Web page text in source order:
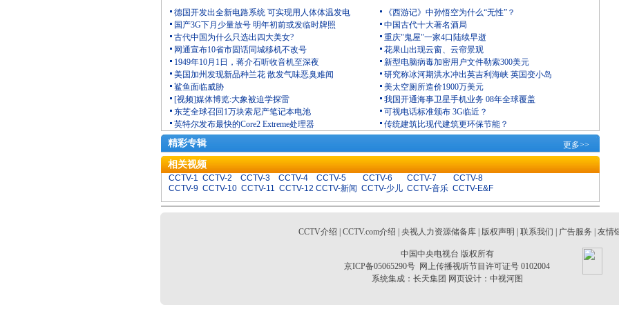
德国开发出全新电路系统 可实现用人体体温发电
《西游记》中孙悟空为什么“无性”？
国产3G下月少量放号 明年初前或发临时牌照
中国古代十大著名酒局
古代中国为什么只选出四大美女?
重庆"鬼屋"一家4口陆续早逝
网通宣布10省市固话同城移机不改号
花果山出现云窗、云帘景观
1949年10月1日，蒋介石听收音机至深夜
新型电脑病毒加密用户文件勒索300美元
美国加州发现新品种兰花 散发气味恶臭难闻
研究称冰河期洪水冲出英吉利海峡 英国变小岛
鲨鱼面临威胁
美太空厕所造价1900万美元
[视频]媒体博览:大象被迫学探雷
我国开通海事卫星手机业务 08年全球覆盖
东芝全球召回1万块索尼产笔记本电池
可视电话标准颁布 3G临近？
英特尔发布最快的Core2 Extreme处理器
传统建筑比现代建筑更环保节能？
精彩专辑 更多>>
相关视频
CCTV-1 CCTV-2 CCTV-3 CCTV-4 CCTV-5 CCTV-6 CCTV-7
CCTV-8
CCTV-9 CCTV-10 CCTV-11 CCTV-12 CCTV-新闻 CCTV-少儿 CCTV-音乐 CCTV-E&F
CCTV介绍 CCTV.com介绍 央视人力资源储备库| 版权声明 联系我们 广告服务 友情
中国中央电视台 版权所有
京ICP备05065290号 网上传播视听节目许可证号 0102004
系统集成： 长天集团 网页设计： 中视河图